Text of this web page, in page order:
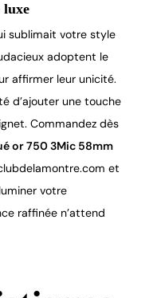
luxe
sublimait votre style
affirmer leur unicité.
d’ajouter une touche
Commandez dès
or 750 3Mic 58mm
et
votre
raffinée n’attend